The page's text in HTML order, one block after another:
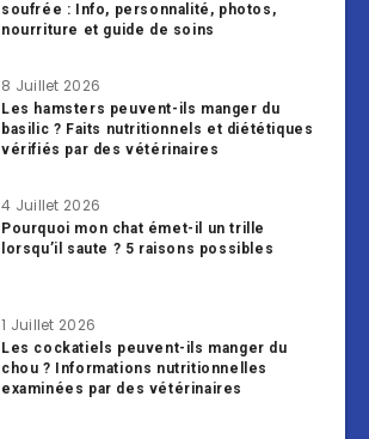
soufrée : Info, personnalité, photos,
nourriture et guide de soins
8 Juillet 2026
Les hamsters peuvent-ils manger du
basilic ? Faits nutritionnels et diététiques
vérifiés par des vétérinaires
4 Juillet 2026
Pourquoi mon chat émet-il un trille
lorsqu’il saute ? 5 raisons possibles
1 Juillet 2026
Les cockatiels peuvent-ils manger du
chou ? Informations nutritionnelles
examinées par des vétérinaires